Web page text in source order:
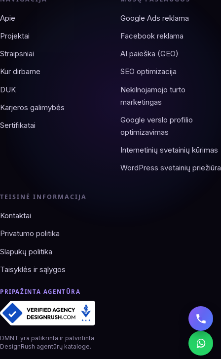
Apie
Projektai
Straipsniai
Kur dirbame
DUK
Karjeros galimybės
Sertifikatai
Google Ads reklama
Facebook reklama
AI paieška (GEO)
SEO optimizacija
Nekilnojamojo turto
marketingas
Google verslo profilio
optimizavimas
Internetinių svetainių kūrimas
WordPress svetainių priežiūra
TEISINĖ INFORMACIJA
Kontaktai
Privatumo politika
Slapukų politika
Taisyklės ir sąlygos
PRIPAŽINTA AGENTŪRA
DMNT yra patikrinta ir patvirtinta
DesignRush agentūrų kataloge.